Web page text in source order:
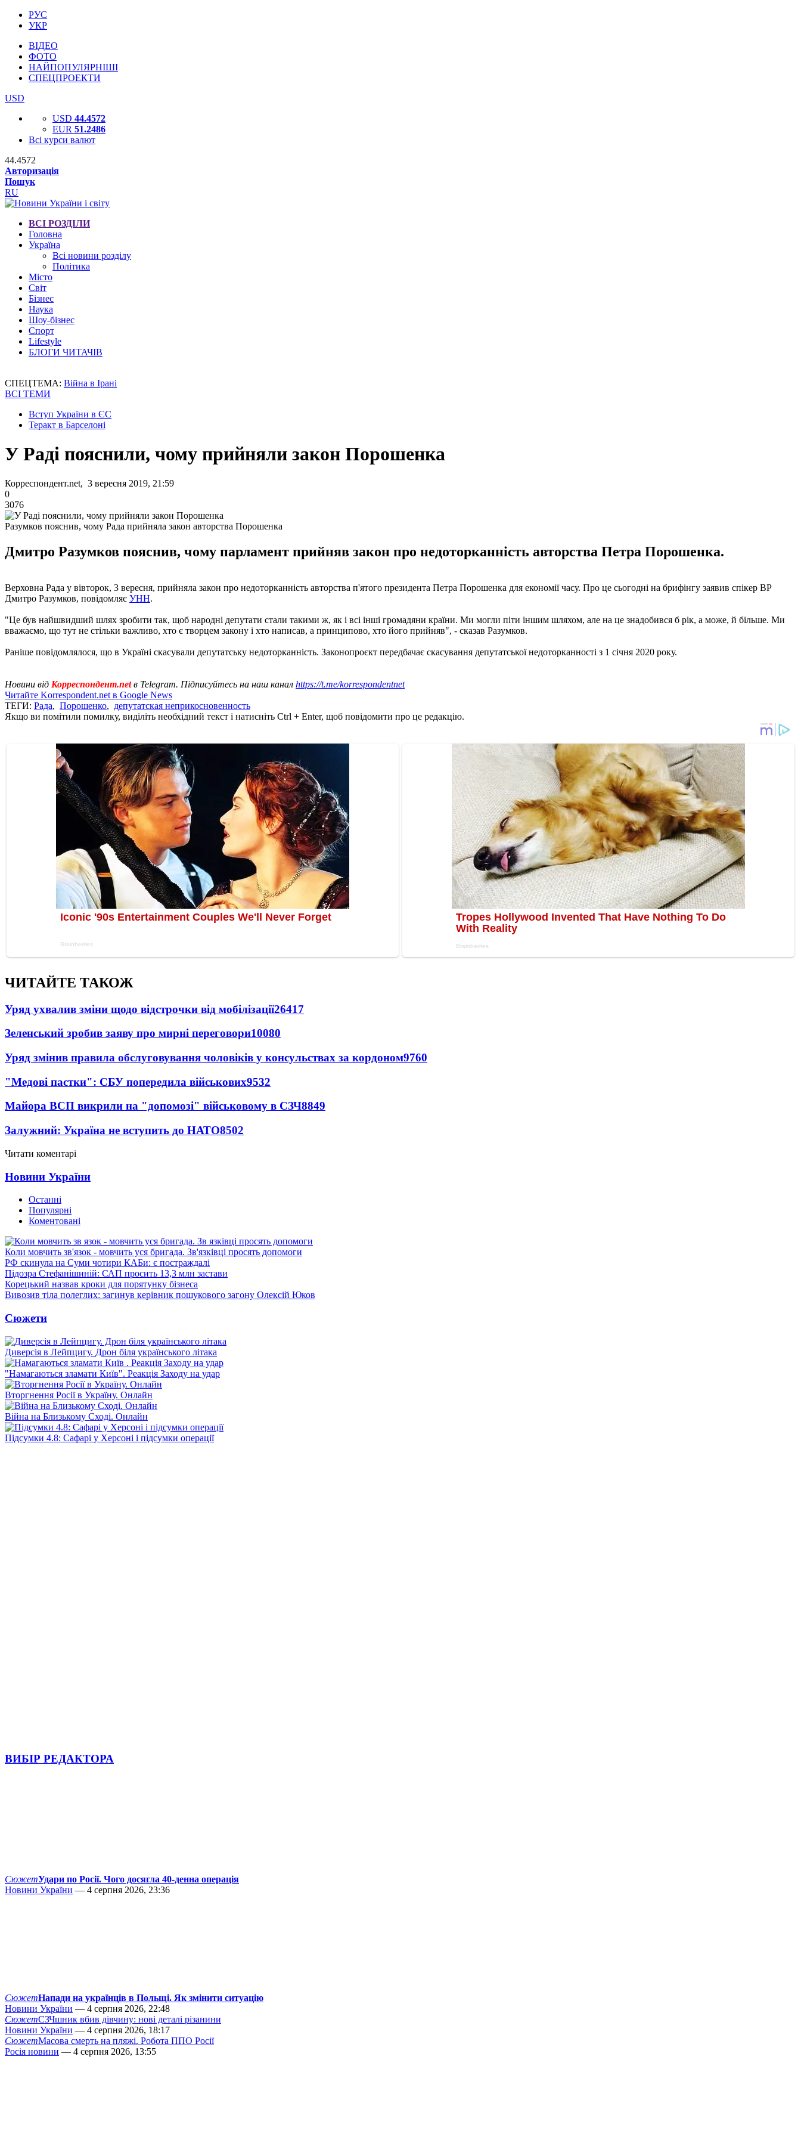
РУС
УКР
ВІДЕО
ФОТО
НАЙПОПУЛЯРНІШІ
СПЕЦПРОЕКТИ
USD
USD 44.4572
EUR 51.2486
Всі курси валют
44.4572
Авторизація
Пошук
RU
ВСІ РОЗДІЛИ
Головна
Україна
Всі новини розділу
Політика
Місто
Світ
Бізнес
Наука
Шоу-бізнес
Спорт
Lifestyle
БЛОГИ ЧИТАЧІВ
СПЕЦТЕМА: Війна в Ірані
ВСІ ТЕМИ
Вступ України в ЄС
Теракт в Барселоні
У Раді пояснили, чому прийняли закон Порошенка
Корреспондент.net, 3 вересня 2019, 21:59
0
3076
Разумков пояснив, чому Рада прийняла закон авторства Порошенка
Дмитро Разумков пояснив, чому парламент прийняв закон про недоторканність авторства Петра Порошенка.
Верховна Рада у вівторок, 3 вересня, прийняла закон про недоторканність авторства п'ятого президента Петра Порошенка для економії часу. Про це сьогодні на брифінгу заявив спікер ВР
Дмитро Разумков, повідомляє УНН.
"Це був найшвидший шлях зробити так, щоб народні депутати стали такими ж, як і всі інші громадяни країни. Ми могли піти іншим шляхом, але на це знадобився б рік, а може, й більше. Ми
вважаємо, що тут не стільки важливо, хто є творцем закону і хто написав, а принципово, хто його прийняв", - сказав Разумков.
Раніше повідомлялося, що в Україні скасували депутатську недоторканність. Законопроєкт передбачає скасування депутатської недоторканності з 1 січня 2020 року.
Новини від Корреспондент.netв Telegram. Підписуйтесь на наш канал https://t.me/korrespondentnet
Читайте Korrespondent.net в Google News
ТЕГИ: Рада, Порошенко, депутатская неприкосновенность
Якщо ви помітили помилку, виділіть необхідний текст і натисніть Ctrl + Enter, щоб повідомити про це редакцію.
ЧИТАЙТЕ ТАКОЖ
Уряд ухвалив зміни щодо відстрочки від мобілізації26417
Зеленський зробив заяву про мирні переговори10080
Уряд змінив правила обслуговування чоловіків у консульствах за кордоном9760
"Медові пастки": СБУ попередила військових9532
Майора ВСП викрили на "допомозі" військовому в СЗЧ8849
Залужний: Україна не вступить до НАТО8502
Читати коментарі
Новини України
Останні
Популярні
Коментовані
Коли мовчить зв'язок - мовчить уся бригада. Зв'язківці просять допомоги
РФ скинула на Суми чотири КАБи: є постраждалі
Підозра Стефанішиній: САП просить 13,3 млн застави
Корецький назвав кроки для порятунку бізнеса
Вивозив тіла полеглих: загинув керівник пошукового загону Олексій Юков
Сюжети
Диверсія в Лейпцигу. Дрон біля українського літака
"Намагаються зламати Київ". Реакція Заходу на удар
Вторгнення Росії в Україну. Онлайн
Війна на Близькому Сході. Онлайн
Підсумки 4.8: Сафарі у Херсоні і підсумки операції
ВИБІР РЕДАКТОРА
СюжетУдари по Росії. Чого досягла 40-денна операція
Новини України — 4 серпня 2026, 23:36
СюжетНапади на українців в Польщі. Як змінити ситуацію
Новини України — 4 серпня 2026, 22:48
СюжетСЗЧшник вбив дівчину: нові деталі різанини
Новини України — 4 серпня 2026, 18:17
СюжетМасова смерть на пляжі. Робота ППО Росії
Росія новини — 4 серпня 2026, 13:55